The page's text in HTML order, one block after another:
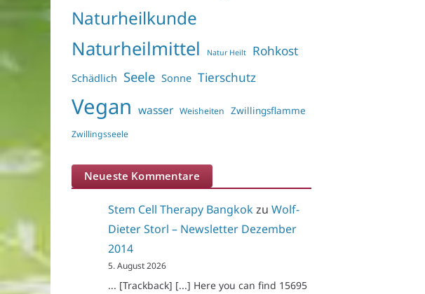
Naturheilkunde
Naturheilmittel Natur Heilt Rohkost
Schädlich Seele Sonne Tierschutz
Vegan wasser Weisheiten Zwillingsflamme
Zwillingsseele
Neueste Kommentare
Stem Cell Therapy BangkokzuWolf-
Dieter Storl – Newsletter Dezember
2014
5. August 2026
... [Trackback] [...] Here you can find 15695